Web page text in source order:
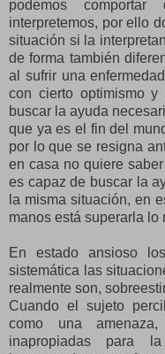
podemos
interpretemos, por ello
situación si la
de forma también
al sufrir una
con cierto optimismo y
buscar la ayuda
que ya es el fin del
por lo que se resigna
en casa no quiere
es capaz de buscar la
la misma situación, en
manos está superarla lo
En estado ansioso
sistemática las
realmente son,
Cuando el sujeto
como una
inapropiadas para